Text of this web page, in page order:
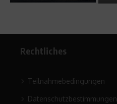
Rechtliches
Teilnahmebedingungen
Datenschutzbestimmungen